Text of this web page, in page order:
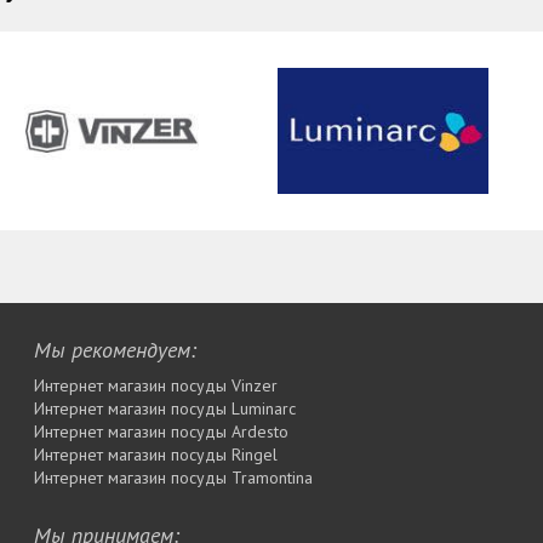
Мы рекомендуем:
Интернет магазин посуды Vinzer
Интернет магазин посуды Luminarc
Интернет магазин посуды Ardesto
Интернет магазин посуды Rіngel
Интернет магазин посуды Tramontina
Мы принимаем: